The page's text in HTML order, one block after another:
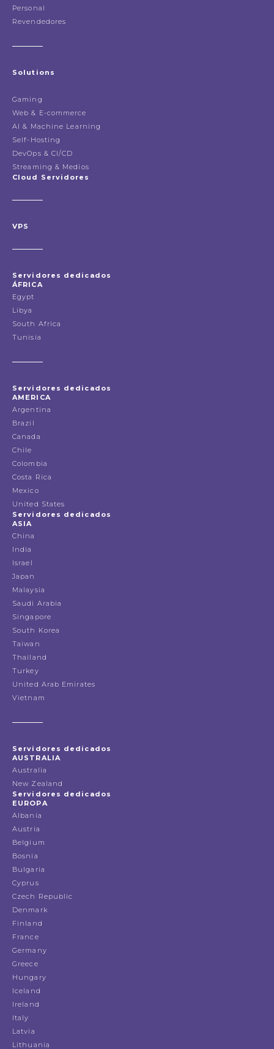
Personal
Revendedores
Solutions
Gaming
Web & E-commerce
AI & Machine Learning
Self-Hosting
DevOps & CI/CD
Streaming & Medios
Cloud Servidores
VPS
Servidores dedicados
ÁFRICA
Egypt
Libya
South Africa
Tunisia
Servidores dedicados
AMERICA
Argentina
Brazil
Canada
Chile
Colombia
Costa Rica
Mexico
United States
Servidores dedicados
ASIA
China
India
Israel
Japan
Malaysia
Saudi Arabia
Singapore
South Korea
Taiwan
Thailand
Turkey
United Arab Emirates
Vietnam
Servidores dedicados
AUSTRALIA
Australia
New Zealand
Servidores dedicados
EUROPA
Albania
Austria
Belgium
Bosnia
Bulgaria
Cyprus
Czech Republic
Denmark
Finland
France
Germany
Greece
Hungary
Iceland
Ireland
Italy
Latvia
Lithuania